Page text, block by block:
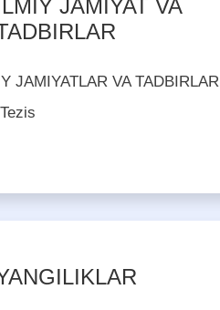
JAMIYAT VA
JAMIYATLAR VA TADBIRLAR
Tezis